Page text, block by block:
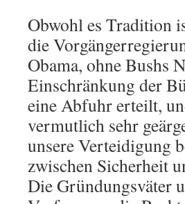
Obwohl es Tradition
die
Obama, ohne Bushs
Einschränkung der
eine Abfuhr erteilt,
vermutlich sehr
unsere Verteidigung
zwischen Sicherheit
Die Gründungsväter